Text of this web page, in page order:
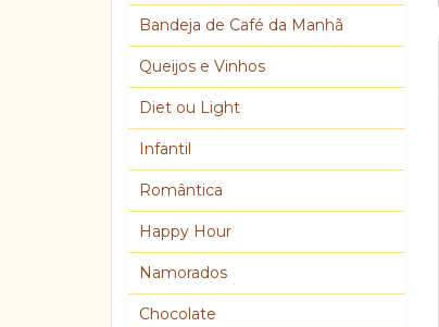
Bandeja de Café da Manhã
Queijos e Vinhos
Diet ou Light
Infantil
Romântica
Happy Hour
Namorados
Chocolate